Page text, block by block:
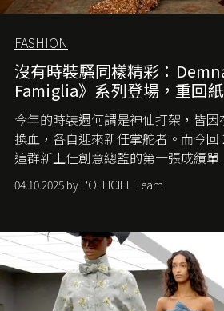
FASHION
沒有時裝騷同樣精彩：
Famiglia》系列登場，重回
今年的時裝週何謂是神仙打架，皆
換血，各自迎來新任掌舵者。而今回
這群新上任創意總監的第一張成績
們如何各顯神通。意大利老牌 Gucci
難已救回，開雲集團任命成功曾翻轉
團市值一日蒸發 30 億美元，大眾擔
會忽略品牌的美學基礎，最後變成三
的首作所造成的話題及關注度，我們
簡單，一個嶄新的 Gucci 時代已經展
04.10.2025 by L'OFFICIEL Team